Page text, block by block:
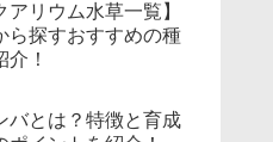
アリウム水草一覧】
ら探すおすすめの種
介！
バとは？特徴と育成